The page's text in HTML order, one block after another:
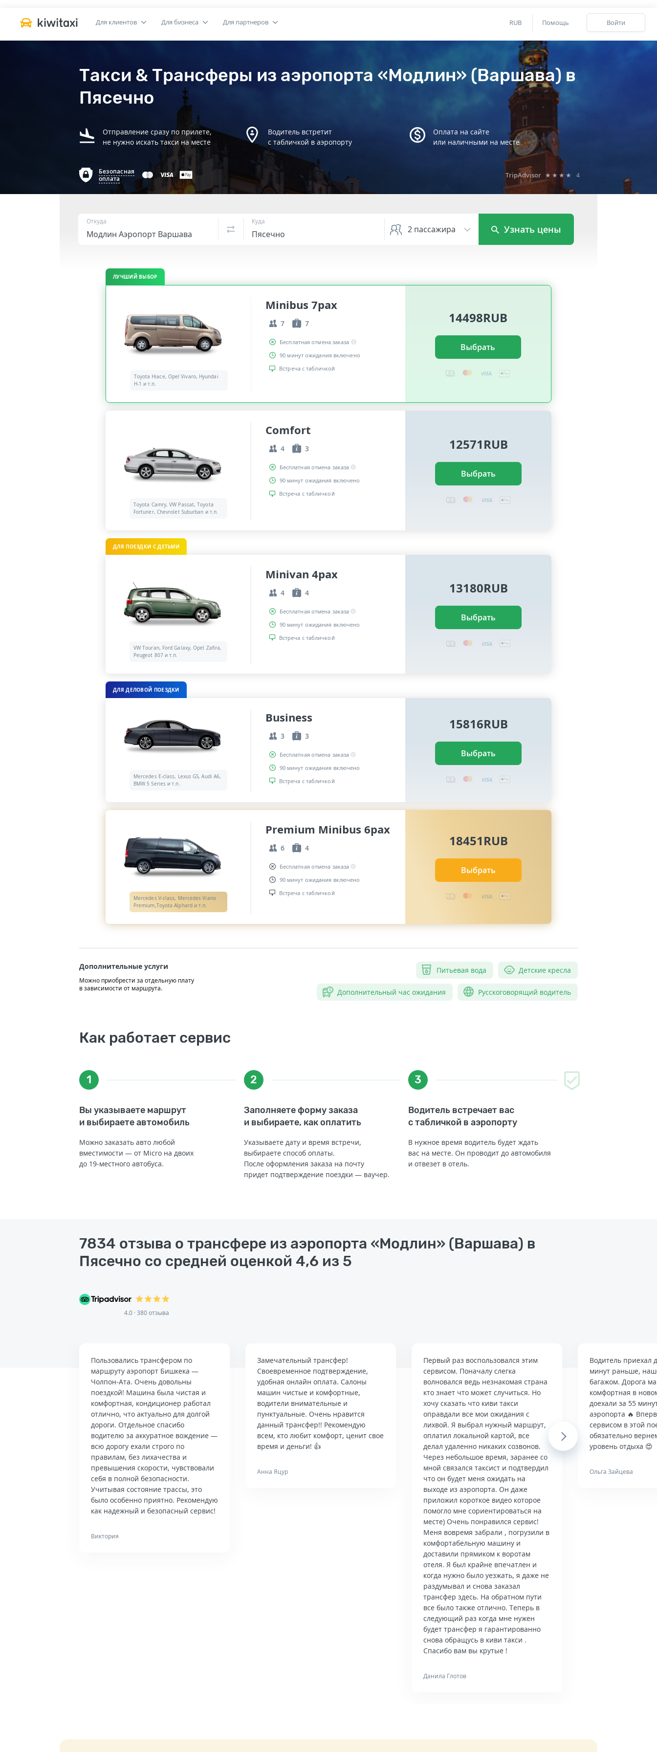
RUB Помощь Войти
Для клиентов Для бизнеса Для партнеров
Такси & Трансферы из аэропорта «Модлин» (Варшава) в
Пясечно
Отправление сразу по прилете,
не нужно искать такси на месте
Водитель встретит
с табличкой в аэропорту
Оплата на сайте
или наличными на месте
Безопасная
оплата
TripAdvisor ★★★★ 4
Откуда Куда
2 пассажира Узнать цены
ЛУЧШИЙ ВЫБОР
Toyota Hiace, Opel Vivaro, Hyundai
H-1 и т.п.
Minibus 7pax
7 7
Бесплатная отмена заказа
90 минут ожидания включено
Встреча с табличкой
14498RUB
Выбрать
Toyota Camry, VW Passat, Toyota
Fortuner, Chevrolet Suburban и т.п.
Comfort
4 3
Бесплатная отмена заказа
90 минут ожидания включено
Встреча с табличкой
12571RUB
Выбрать
ДЛЯ ПОЕЗДКИ С ДЕТЬМИ
VW Touran, Ford Galaxy, Opel Zafira,
Peugeot 807 и т.п.
Minivan 4pax
4 4
Бесплатная отмена заказа
90 минут ожидания включено
Встреча с табличкой
13180RUB
Выбрать
ДЛЯ ДЕЛОВОЙ ПОЕЗДКИ
Mercedes E-class, Lexus GS, Audi A6,
BMW 5 Series и т.п.
Business
3 3
Бесплатная отмена заказа
90 минут ожидания включено
Встреча с табличкой
15816RUB
Выбрать
Mercedes V-class, Mercedes Viano
Premium,Toyota Alphard и т.п.
Premium Minibus 6pax
6 4
Бесплатная отмена заказа
90 минут ожидания включено
Встреча с табличкой
18451RUB
Выбрать
Дополнительные услуги
Можно приобрести за отдельную плату
в зависимости от маршрута.
Питьевая вода Детские кресла
Дополнительный час ожидания Русскоговорящий водитель
Как работает сервис
1
Вы указываете маршрут
и выбираете автомобиль
Можно заказать авто любой
вместимости — от Micro на двоих
до 19-местного автобуса.
2
Заполняете форму заказа
и выбираете, как оплатить
Указываете дату и время встречи,
выбираете способ оплаты.
После оформления заказа на почту
придет подтверждение поездки — ваучер.
3
Водитель встречает вас
с табличкой в аэропорту
В нужное время водитель будет ждать
вас на месте. Он проводит до автомобиля
и отвезет в отель.
7834 отзыва о трансфере из аэропорта «Модлин» (Варшава) в
Пясечно со средней оценкой 4,6 из 5
4.0 · 380 отзыва
Пользовались трансфером по
маршруту аэропорт Бишкека —
Чолпон-Ата. Очень довольны
поездкой! Машина была чистая и
комфортная, кондиционер работал
отлично, что актуально для долгой
дороги. Отдельное спасибо
водителю за аккуратное вождение —
всю дорогу ехали строго по
правилам, без лихачества и
превышения скорости, чувствовали
себя в полной безопасности.
Учитывая состояние трассы, это
было особенно приятно. Рекомендую
как надежный и безопасный сервис!
Виктория
Замечательный трансфер!
Своевременное подтверждение,
удобная онлайн оплата. Салоны
машин чистые и комфортные,
водители внимательные и
пунктуальные. Очень нравится
данный трансфер!! Рекомендую
всем, кто любит комфорт, ценит свое
время и деньги! 👍
Анна Яцур
Первый раз воспользовался этим
сервисом. Поначалу слегка
волновался ведь незнакомая страна
кто знает что может случиться. Но
хочу сказать что киви такси
оправдали все мои ожидания с
лихвой. Я выбрал нужный маршрут,
оплатил локальной картой, все
делал удаленно никаких созвонов.
Через небольшое время, заранее со
мной связался таксист и подтвердил
что он будет меня ожидать на
выходе из аэропорта. Он даже
приложил короткое видео которое
помогло мне сориентироваться на
месте) Очень понравился сервис!
Меня вовремя забрали , погрузили в
комфортабельную машину и
доставили прямиком к воротам
отеля. Я был крайне впечатлен и
когда нужно было уезжать, я даже не
раздумывал и снова заказал
трансфер здесь. На обратном пути
все было также отлично. Теперь в
следующий раз когда мне нужен
будет трансфер я гарантированно
снова обращусь в киви такси .
Спасибо вам вы крутые !
Данила Глотов
Водитель приехал
минут раньше,
багажом. Дорога
комфортная в
доехали за 55
аэропорта 🔥
сервисом в этой
обязательно
уровень отдыха 😍
Ольга Зайцева
Next